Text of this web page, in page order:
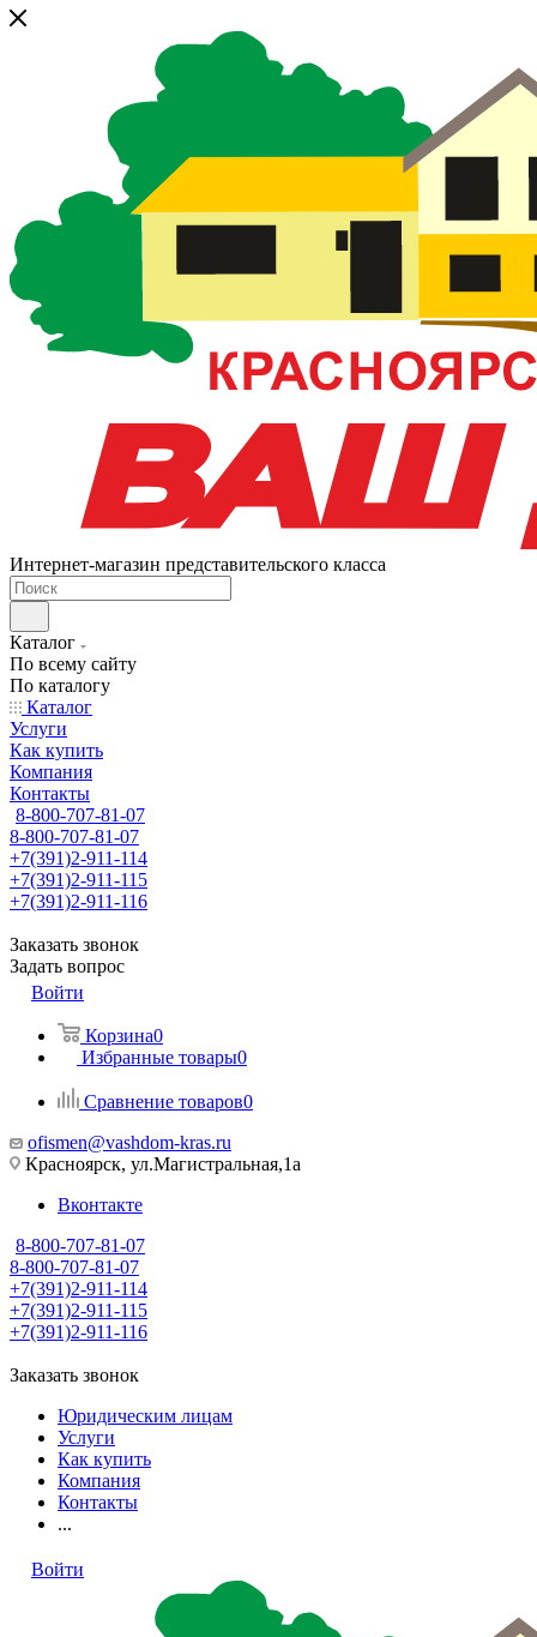
Интернет-магазин представительского класса
Каталог
По всему сайту
По каталогу
Каталог
Услуги
Как купить
Компания
Контакты
8-800-707-81-07
8-800-707-81-07
+7(391)2-911-114
+7(391)2-911-115
+7(391)2-911-116
Заказать звонок
Задать вопрос
Войти
Корзина0
Избранные товары0
Сравнение товаров0
ofismen@vashdom-kras.ru
Красноярск, ул.Магистральная,1а
Вконтакте
8-800-707-81-07
8-800-707-81-07
+7(391)2-911-114
+7(391)2-911-115
+7(391)2-911-116
Заказать звонок
Юридическим лицам
Услуги
Как купить
Компания
Контакты
...
Войти